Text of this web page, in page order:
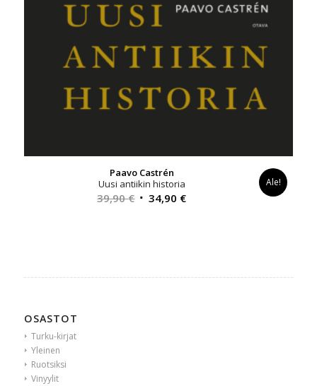
Paavo Castrén
Uusi antiikin historia
39,90€ Alkuperäinen
34,90 €Nykyinen
Ale!
OSASTOT
Turku-kirjat
Yleinen
Ruotsiksi
Vinyylit